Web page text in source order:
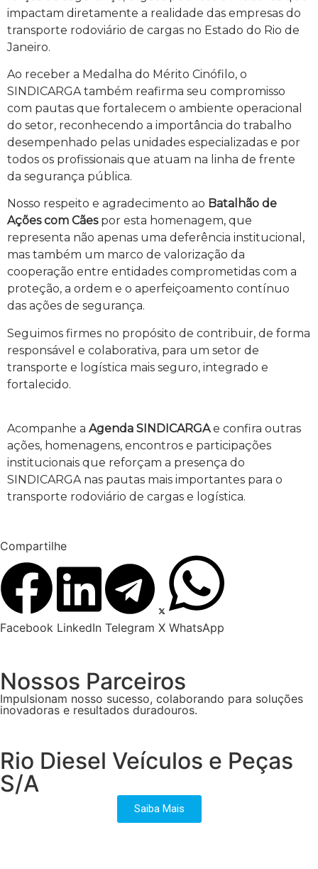
impactam diretamente a realidade das empresas do
transporte rodoviário de cargas no Estado do Rio de
Janeiro.
Ao receber a Medalha do Mérito Cinófilo, o
SINDICARGA também reafirma seu compromisso
com pautas que fortalecem o ambiente operacional
do setor, reconhecendo a importância do trabalho
desempenhado pelas unidades especializadas e por
todos os profissionais que atuam na linha de frente
da segurança pública.
Nosso respeito e agradecimento ao Batalhão de
Ações com Cãespor esta homenagem, que
representa não apenas uma deferência institucional,
mas também um marco de valorização da
cooperação entre entidades comprometidas com a
proteção, a ordem e o aperfeiçoamento contínuo
das ações de segurança.
Seguimos firmes no propósito de contribuir, de forma
responsável e colaborativa, para um setor de
transporte e logística mais seguro, integrado e
fortalecido.
Acompanhe a Agenda SINDICARGAe confira outras
ações, homenagens, encontros e participações
institucionais que reforçam a presença do
SINDICARGA nas pautas mais importantes para o
transporte rodoviário de cargas e logística.
Compartilhe
Facebook LinkedIn Telegram X WhatsApp
Nossos Parceiros
Impulsionam nosso sucesso, colaborando para soluções
inovadoras e resultados duradouros.
Rio Diesel Veículos e Peças
S/A
Saiba Mais